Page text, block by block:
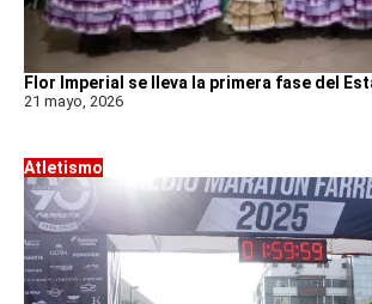
Flor Imperial se lleva la primera fase del
21 mayo, 2026
Atletismo